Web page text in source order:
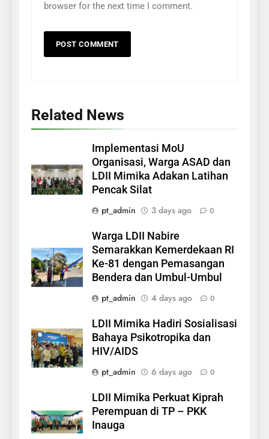
browser for the next time I comment.
Related News
Implementasi MoU
Organisasi, Warga ASAD dan
LDII Mimika Adakan Latihan
Pencak Silat
pt_admin
3 days ago 0
Warga LDII Nabire
Semarakkan Kemerdekaan RI
Ke-81 dengan Pemasangan
Bendera dan Umbul-Umbul
pt_admin
4 days ago 0
LDII Mimika Hadiri Sosialisasi
Bahaya Psikotropika dan
HIV/AIDS
pt_admin
6 days ago 0
LDII Mimika Perkuat Kiprah
Perempuan di TP – PKK
Inauga